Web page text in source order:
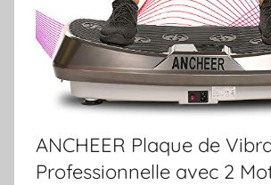
ANCHEER Plaque de
Professionnelle avec 2